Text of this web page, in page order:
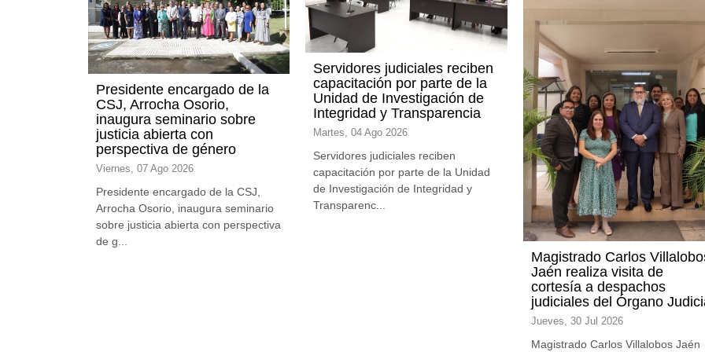
Presidente encargado de la
CSJ, Arrocha Osorio,
inaugura seminario sobre
justicia abierta con
perspectiva de género
Viernes, 07 Ago 2026
Presidente encargado de la CSJ,
Arrocha Osorio, inaugura seminario
sobre justicia abierta con perspectiva
de g...
Servidores judiciales reciben
capacitación por parte de la
Unidad de Investigación de
Integridad y Transparencia
Martes, 04 Ago 2026
Servidores judiciales reciben
capacitación por parte de la Unidad
de Investigación de Integridad y
Transparenc...
Magistrado Carlos
Jaén realiza visita de
cortesía a despachos
judiciales del Órgano
Jueves, 30 Jul 2026
Magistrado Carlos Villalobos Jaén